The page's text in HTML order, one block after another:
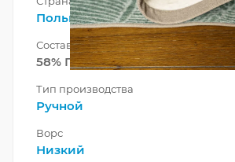
Польша
Состав ворса
58% Полиэстер 42% Хлопок
Тип производства
Ручной
Ворс
Низкий